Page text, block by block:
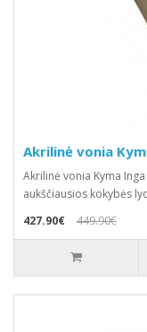
Akrilinė vonia
Akrilinė vonia Kyma
aukščiausios kokybės
427.90€
449.90€